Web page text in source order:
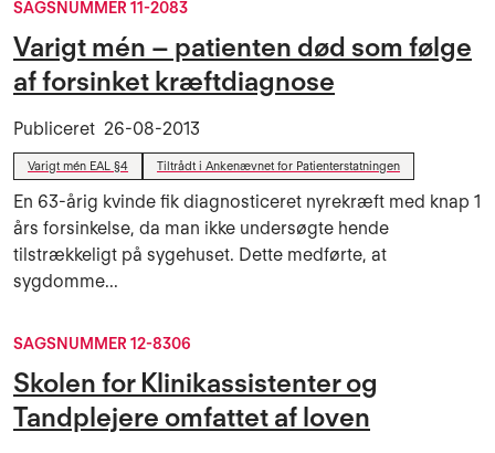
SAGSNUMMER 11-2083
Varigt mén – patienten død som følge
af forsinket kræftdiagnose
Publiceret 26-08-2013
Varigt mén EAL §4 Tiltrådt i Ankenævnet for Patienterstatningen
En 63-årig kvinde fik diagnosticeret nyrekræft med knap 1
års forsinkelse, da man ikke undersøgte hende
tilstrækkeligt på sygehuset. Dette medførte, at
sygdomme...
SAGSNUMMER 12-8306
Skolen for Klinikassistenter og
Tandplejere omfattet af loven